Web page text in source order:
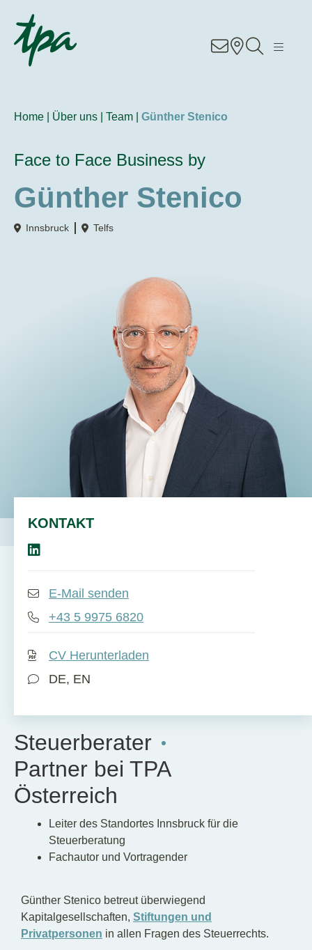
Knowhow
Branchen
Über Uns
Karriere
Home | Über uns | Team | Günther Stenico
Face to Face Business by
Günther Stenico
Innsbruck Telfs
KONTAKT
E-Mail senden
+43 5 9975 6820
CV Herunterladen
DE, EN
Steuerberater
Partner bei TPA
Österreich
Leiter des Standortes Innsbruck für die
Steuerberatung
Fachautor und Vortragender
Günther Stenico betreut überwiegend
Kapitalgesellschaften, Stiftungen und
Privatpersonen in allen Fragen des Steuerrechts.